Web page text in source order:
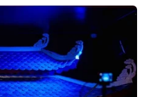
đầu tiên tại Bình